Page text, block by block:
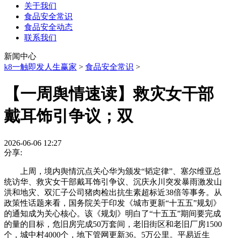
关于我们
食品安全常识
食品安全动态
联系我们
新闻中心
k8一触即发人生赢家 > 食品安全常识 >
【一周舆情速读】救灾女干部
戴耳饰引争议；双
2026-06-06 12:27
分享:
上周，境内舆情沉点关心华为颁发“韬定律”、塞尔维亚总
统访华、救灾女干部戴耳饰引争议、沉庆永川突发暴雨激发山
洪和地灾、双汇子公司猪肉检出抗生素超标近38倍等事务。从
政策性话题来看，国务院关于印发《城市更新“十五五”规划》
的通知成为关心核心。该《规划》明白了“十五五”期间要完成
的量的目标，危旧房完成50万套间，老旧街区和老旧厂房1500
个，城中村4000个，地下管网更新36。5万公里。平易近生